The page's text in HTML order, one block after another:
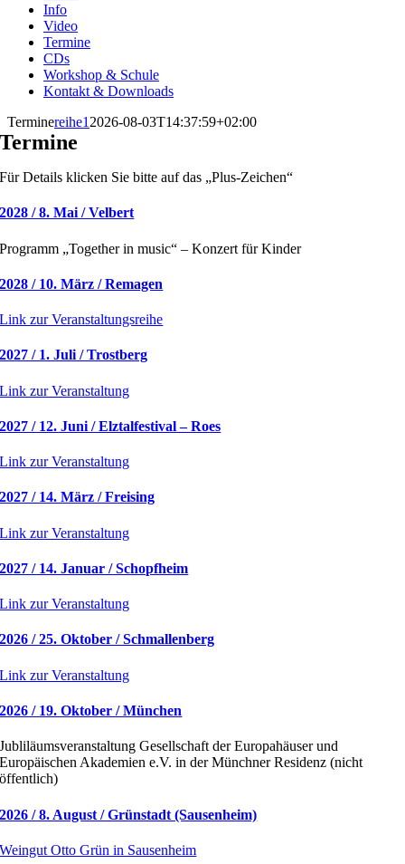
Info
Video
Termine
CDs
Workshop & Schule
Kontakt & Downloads
Terminereihe1 2026-08-03T14:37:59+02:00
Termine
Für Details klicken Sie bitte auf das „Plus-Zeichen“
2028 / 8. Mai / Velbert
Programm „Together in music“ – Konzert für Kinder
2028 / 10. März / Remagen
Link zur Veranstaltungsreihe
2027 / 1. Juli / Trostberg
Link zur Veranstaltung
2027 / 12. Juni / Elztalfestival – Roes
Link zur Veranstaltung
2027 / 14. März / Freising
Link zur Veranstaltung
2027 / 14. Januar / Schopfheim
Link zur Veranstaltung
2026 / 25. Oktober / Schmallenberg
Link zur Veranstaltung
2026 / 19. Oktober / München
Jubliläumsveranstaltung Gesellschaft der Europahäuser und
Europäischen Akademien e.V. in der Münchner Residenz (nicht
öffentlich)
2026 / 8. August / Grünstadt (Sausenheim)
Weingut Otto Grün in Sausenheim